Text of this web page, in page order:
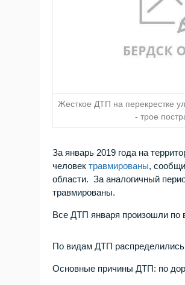
Жесткое ДТП на перекрестке
- трое
За январь 2019 года на
человектравмированы,
области. За аналогичный
травмированы.
Все ДТП января произошли по
По видам ДТП
Основные причины ДТП: по